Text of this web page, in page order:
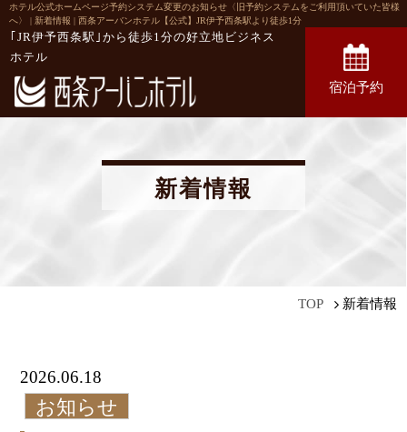
ホテル公式ホームページ予約システム変更のお知らせ〈旧予約システムをご利用頂いていた皆様
へ〉 | 新着情報 | 西条アーバンホテル【公式】JR伊予西条駅より徒歩1分
｢JR伊予西条駅｣から徒歩1分の好立地ビジネス
ホテル
宿泊予約
新着情報
TOP 新着情報
2026.06.18
お知らせ